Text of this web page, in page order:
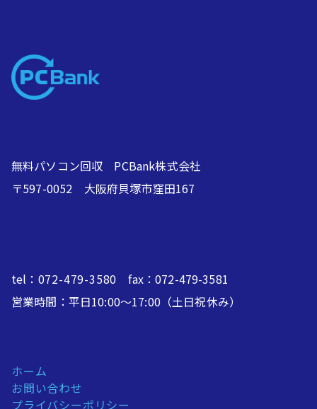
無料パソコン回収 PCBank株式会社
〒597-0052 大阪府貝塚市窪田167
tel： 072-479-3580 fax：072-479-3581
営業時間：平日10:00～17:00（土日祝休み）
ホーム
お問い合わせ
プライバシーポリシー